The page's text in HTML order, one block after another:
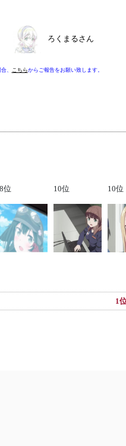
ろくまるさん
、 こちらからご報告をお願い致します。
8位 10位 10位
1